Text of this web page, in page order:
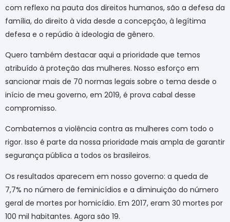
com reflexo na pauta dos direitos humanos, são a defesa da
família, do direito à vida desde a concepção, à legítima
defesa e o repúdio à ideologia de gênero.
Quero também destacar aqui a prioridade que temos
atribuído à proteção das mulheres. Nosso esforço em
sancionar mais de 70 normas legais sobre o tema desde o
início de meu governo, em 2019, é prova cabal desse
compromisso.
Combatemos a violência contra as mulheres com todo o
rigor. Isso é parte da nossa prioridade mais ampla de garantir
segurança pública a todos os brasileiros.
Os resultados aparecem em nosso governo: a queda de
7,7% no número de feminicídios e a diminuição do número
geral de mortes por homicídio. Em 2017, eram 30 mortes por
100 mil habitantes. Agora são 19.